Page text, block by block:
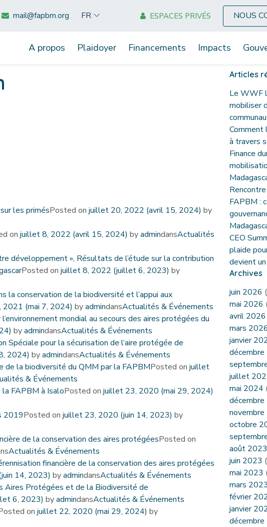
mail@fapbm.org FR ESPACES PRIVÉS NOUS
A propos Plaidoyer Financements Impacts
les primésPosted on juillet 20, 2022 (avril 15, 2024) by
on juillet 8, 2022 (avril 15, 2024) byadmindansActualités
développement », Résultats de l’étude sur la contribution
Posted on juillet 8, 2022 (juillet 6, 2023) by
la conservation de la biodiversité et l’appui aux
2021 (mai 7, 2024) byadmindansActualités & Événements
mondial au secours des aires protégées du
byadmindansActualités & Événements
Spéciale pour la sécurisation de l’aire protégée de
2024) byadmindansActualités & Événements
de la biodiversité du QMM par la FAPBMPosted on juillet
& Événements
FAPBM à IsaloPosted on juillet 23, 2020 (mai 29, 2024)
2019Posted on juillet 23, 2020 (juin 14, 2023) by
de la conservation des aires protégéesPosted on
Actualités & Événements
financière de la conservation des aires protégées
14, 2023) byadmindansActualités & Événements
Aires Protégées et de la Biodiversité de
6, 2023) byadmindansActualités & Événements
on juillet 22, 2020 (mai 29, 2024) by
Articles
Le WWF
mobiliser
Comment
à travers
Finance
FAPBM :
CEO
plaide
devient
Archives
juin 2026
mai 2026
avril 2026
mars 2026
janvier
juillet
mai 2024
octobre
août 2023
juin 2023
mai 2023
mars 2023
février
janvier